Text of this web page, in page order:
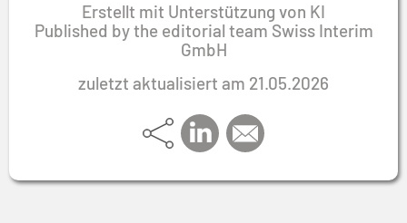
Erstellt mit Unterstützung von KI
Published by the editorial team Swiss Interim
GmbH
zuletzt aktualisiert am 21.05.2026